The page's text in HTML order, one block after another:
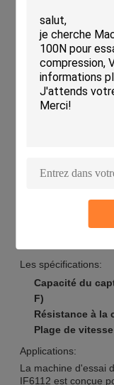
Options de
Options
Fonction de
Logique de
Vérification de
Informations
Génération
Contrôle et
Les spécifications:
Capacité du
F)
Résistance à la
Plage de
Applications:
La machine d'essai
IF6112 est conçue